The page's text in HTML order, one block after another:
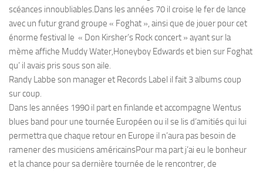
scéances innoubliables.Dans les années 70 il croise le fer de lance
avec un futur grand groupe « Foghat », ainsi que de jouer pour cet
énorme festival le « Don Kirsher’s Rock concert » ayant sur la
mème affiche Muddy Water,Honeyboy Edwards et bien sur Foghat
qu’ il avais pris sous son aile.
Randy Labbe son manager et Records Label il fait 3 albums coup
sur coup.
Dans les années 1990 il part en finlande et accompagne Wentus
blues band pour une tournée Européen ou il se lis d’amitiés qui lui
permettra que chaque retour en Europe il n’aura pas besoin de
ramener des musiciens américainsPour ma part j’ai eu le bonheur
et la chance pour sa dernière tournée de le rencontrer, de